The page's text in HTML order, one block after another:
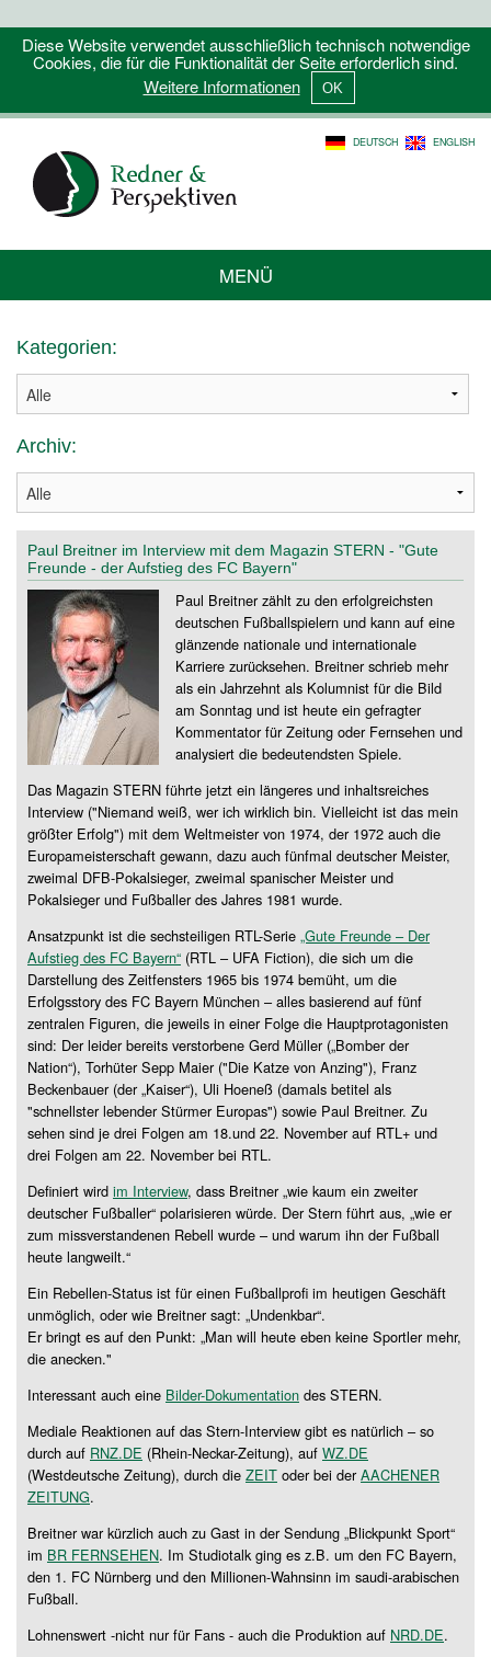
Diese Website verwendet ausschließlich technisch notwendige
Cookies, die für die Funktionalität der Seite erforderlich sind.
Weitere Informationen
DEUTSCH ENGLISH
MENÜ
Kategorien:
Archiv:
Paul Breitner im Interview mit dem Magazin STERN - "Gute
Freunde - der Aufstieg des FC Bayern"
Paul Breitner zählt zu den erfolgreichsten
deutschen Fußballspielern und kann auf eine
glänzende nationale und internationale
Karriere zurücksehen. Breitner schrieb mehr
als ein Jahrzehnt als Kolumnist für die Bild
am Sonntag und ist heute ein gefragter
Kommentator für Zeitung oder Fernsehen und
analysiert die bedeutendsten Spiele.
Das Magazin STERN führte jetzt ein längeres und inhaltsreiches
Interview ("Niemand weiß, wer ich wirklich bin. Vielleicht ist das mein
größter Erfolg") mit dem Weltmeister von 1974, der 1972 auch die
Europameisterschaft gewann, dazu auch fünfmal deutscher Meister,
zweimal DFB-Pokalsieger, zweimal spanischer Meister und
Pokalsieger und Fußballer des Jahres 1981 wurde.
Ansatzpunkt ist die sechsteiligen RTL-Serie „Gute Freunde – Der
Aufstieg des FC Bayern“ (RTL – UFA Fiction), die sich um die
Darstellung des Zeitfensters 1965 bis 1974 bemüht, um die
Erfolgsstory des FC Bayern München – alles basierend auf fünf
zentralen Figuren, die jeweils in einer Folge die Hauptprotagonisten
sind: Der leider bereits verstorbene Gerd Müller („Bomber der
Nation“), Torhüter Sepp Maier ("Die Katze von Anzing"), Franz
Beckenbauer (der „Kaiser“), Uli Hoeneß (damals betitel als
"schnellster lebender Stürmer Europas") sowie Paul Breitner. Zu
sehen sind je drei Folgen am 18.und 22. November auf RTL+ und
drei Folgen am 22. November bei RTL.
Definiert wird im Interview, dass Breitner „wie kaum ein zweiter
deutscher Fußballer“ polarisieren würde. Der Stern führt aus, „wie er
zum missverstandenen Rebell wurde – und warum ihn der Fußball
heute langweilt.“
Ein Rebellen-Status ist für einen Fußballprofi im heutigen Geschäft
unmöglich, oder wie Breitner sagt: „Undenkbar“.
Er bringt es auf den Punkt: „Man will heute eben keine Sportler mehr,
die anecken."
Interessant auch eine Bilder-Dokumentation des STERN.
Mediale Reaktionen auf das Stern-Interview gibt es natürlich – so
durch auf RNZ.DE (Rhein-Neckar-Zeitung), auf WZ.DE
(Westdeutsche Zeitung), durch die ZEIT oder bei derAACHENER
ZEITUNG.
Breitner war kürzlich auch zu Gast in der Sendung „Blickpunkt Sport“
im BR FERNSEHEN. Im Studiotalk ging es z.B. um den FC Bayern,
den 1. FC Nürnberg und den Millionen-Wahnsinn im saudi-arabischen
Fußball.
Lohnenswert -nicht nur für Fans - auch die Produktion auf NRD.DE.